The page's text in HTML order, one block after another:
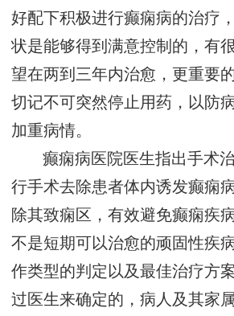
好配下积极进行癫痫病的治疗
状是能够得到满意控制的，有
望在两到三年内治愈，更重要
切记不可突然停止用药，以防
加重病情。
癫痫病医院医生指出手术
行手术去除患者体内诱发癫痫
除其致痫区，有效避免癫痫疾
不是短期可以治愈的顽固性疾
作类型的判定以及最佳治疗方
过医生来确定的，病人及其家